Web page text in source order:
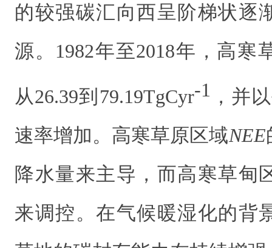
的较强碳汇向西呈阶梯状逐
源。 1982年至2018年，高寒
从26.39到 79.19TgCyr-1 ，并
速率增加。高寒草原区域NEE
降水量来主导，而高寒草甸
来调控。在气候暖湿化的背